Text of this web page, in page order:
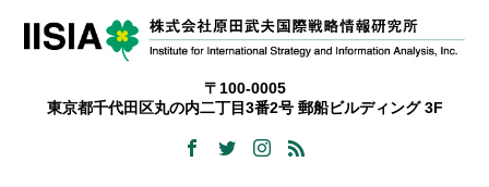
〒100-0005
東京都千代田区丸の内二丁目3番2号 郵船ビルディング 3F